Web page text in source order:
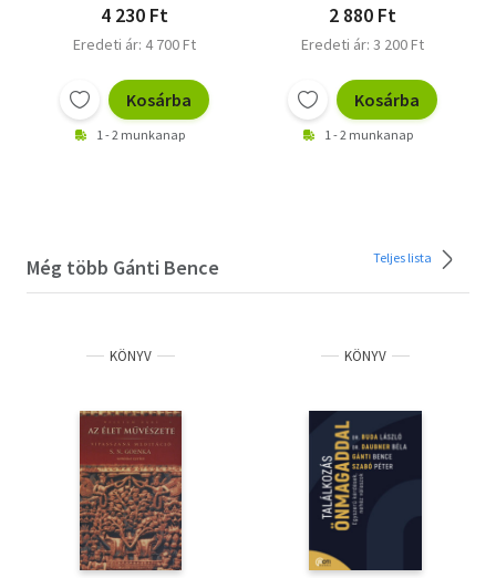
4 230 Ft
Eredeti ár: 4 700 Ft
Kosárba
1 - 2 munkanap
2 880 Ft
Eredeti ár: 3 200 Ft
Kosárba
1 - 2 munkanap
Még több Gánti Bence Teljes lista
KÖNYV KÖNYV